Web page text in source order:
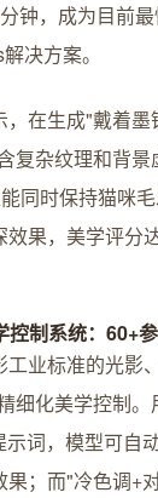
钟，成为目前
决方案。
，在生成"戴着
复杂纹理和背景
同时保持猫咪
效果，美学评分
控制系统：60+
业标准的光影
细化美学控制
示词，模型可自
果；而"冷色调+